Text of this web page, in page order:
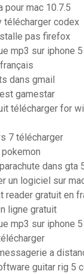
pour mac 10.7.5
télécharger codex
pas firefox
mp3 sur iphone 5
dans gmail
gamestar
télécharger for
7 télécharger
dans gta
un logiciel sur
reader gratuit en
ligne gratuit
mp3 sur iphone 5
a
guitar rig 5